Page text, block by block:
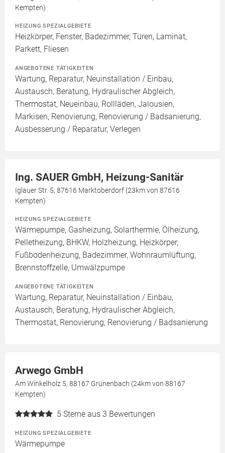
Kempten)
HEIZUNG SPEZIALGEBIETE
Heizkörper, Fenster, Badezimmer, Türen, Laminat,
Parkett, Fliesen
ANGEBOTENE TÄTIGKEITEN
Wartung, Reparatur, Neuinstallation / Einbau,
Austausch, Beratung, Hydraulischer Abgleich,
Thermostat, Neueinbau, Rollläden, Jalousien,
Markisen, Renovierung, Renovierung / Badsanierung,
Ausbesserung / Reparatur, Verlegen
Ing. SAUER GmbH, Heizung-Sanitär
Iglauer Str. 5, 87616 Marktoberdorf (23km von 87616
Kempten)
HEIZUNG SPEZIALGEBIETE
Wärmepumpe, Gasheizung, Solarthermie, Ölheizung,
Pelletheizung, BHKW, Holzheizung, Heizkörper,
Fußbodenheizung, Badezimmer, Wohnraumlüftung,
Brennstoffzelle, Umwälzpumpe
ANGEBOTENE TÄTIGKEITEN
Wartung, Reparatur, Neuinstallation / Einbau,
Austausch, Beratung, Hydraulischer Abgleich,
Thermostat, Renovierung, Renovierung / Badsanierung
Arwego GmbH
Am Winkelholz 5, 88167 Grünenbach (24km von 88167
Kempten)
5 Sterne aus 3 Bewertungen
HEIZUNG SPEZIALGEBIETE
Wärmepumpe